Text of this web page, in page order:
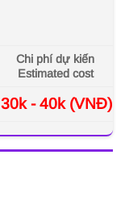
Chi phí dự kiến
Estimated cost
30k - 40k (VNĐ)